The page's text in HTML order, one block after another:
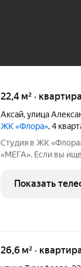
22,4 м² ·
Аксай,улица
ЖК «Флора», 4
Студия в ЖК «Флора» квартира в новом жилом районе рядом
«МЕГА». Если вы
просто квартира, а
зеленый ландшафт,
Показать
26,6 м² ·